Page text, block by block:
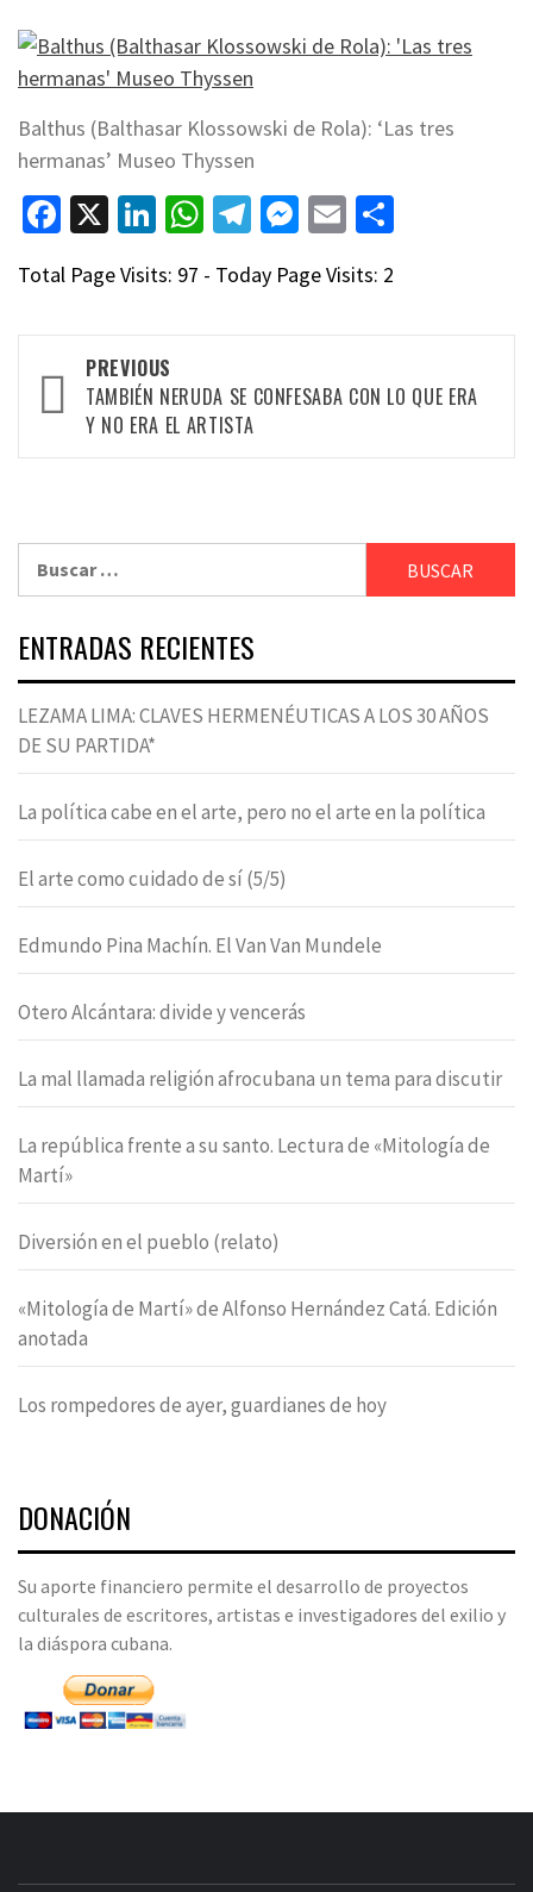
Balthus (Balthasar Klossowski de Rola): ‘Las tres
hermanas’ Museo Thyssen
Facebook
X LinkedIn
WhatsApp
Telegram
Messenger
Email
Total Page Visits: 97 - Today Page Visits: 2
Post
navigation
PREVIOUS
TAMBIÉN NERUDA SE CONFESABA CON LO QUE ERA
Y NO ERA EL ARTISTA
ENTRADAS RECIENTES
LEZAMA LIMA: CLAVES HERMENÉUTICAS A LOS 30 AÑOS
DE SU PARTIDA*
La política cabe en el arte, pero no el arte en la política
El arte como cuidado de sí (5/5)
Edmundo Pina Machín. El Van Van Mundele
Otero Alcántara: divide y vencerás
La mal llamada religión afrocubana un tema para discutir
La república frente a su santo. Lectura de «Mitología de
Martí»
Diversión en el pueblo (relato)
«Mitología de Martí» de Alfonso Hernández Catá. Edición
anotada
Los rompedores de ayer, guardianes de hoy
DONACIÓN
Su aporte financiero permite el desarrollo de proyectos
culturales de escritores, artistas e investigadores del exilio y
la diáspora cubana.